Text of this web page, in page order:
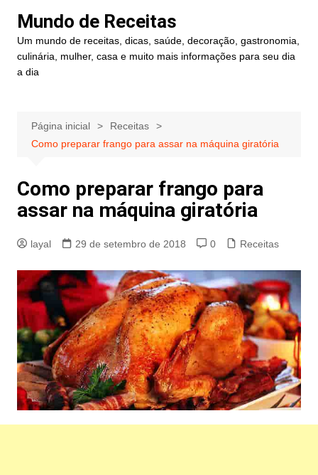
para
conteúdo
Mundo de Receitas
Um mundo de receitas, dicas, saúde, decoração, gastronomia,
culinária, mulher, casa e muito mais informações para seu dia
a dia
Página inicial
Receitas
Como preparar frango para assar na máquina giratória
Como preparar frango para
assar na máquina giratória
layal 29 de setembro de 2018 0 Receitas